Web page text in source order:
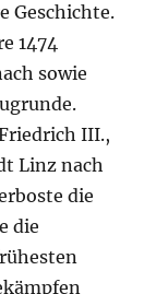
Geschichte.
1474
sowie
III.,
Linz nach
die
die